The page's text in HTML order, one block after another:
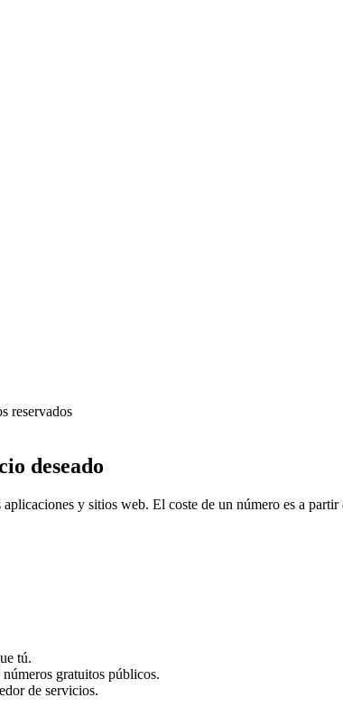
reservados
deseado
y sitios web. El coste de un número es a partir
tú.
gratuitos públicos.
de servicios.